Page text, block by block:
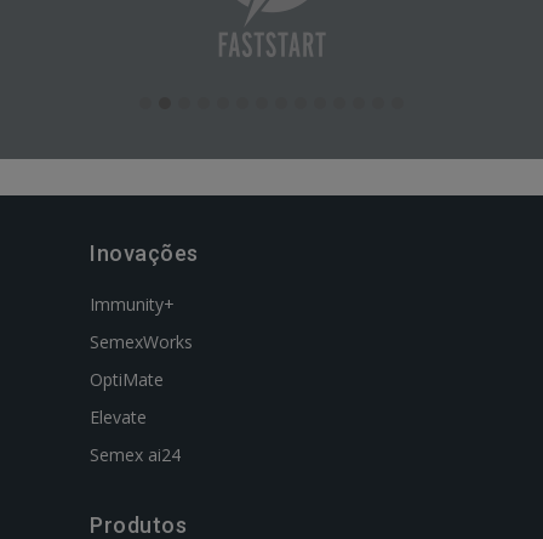
Inovações
Immunity+
SemexWorks
OptiMate
Elevate
Semex ai24
Produtos